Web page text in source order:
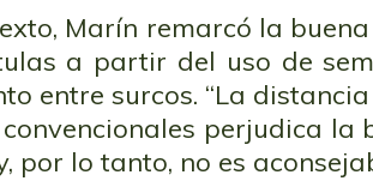
Marín remarcó la
a partir del uso de
entre surcos. “La
perjudica la
por lo tanto, no es